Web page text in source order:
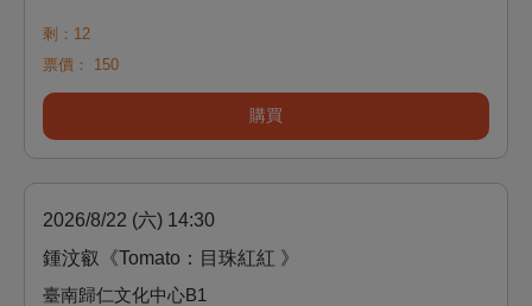
剩：12
票價：
150
購買
2026/8/22 (六) 14:30
鍾汶叡《Tomato：目珠紅紅 》
臺南歸仁文化中心B1